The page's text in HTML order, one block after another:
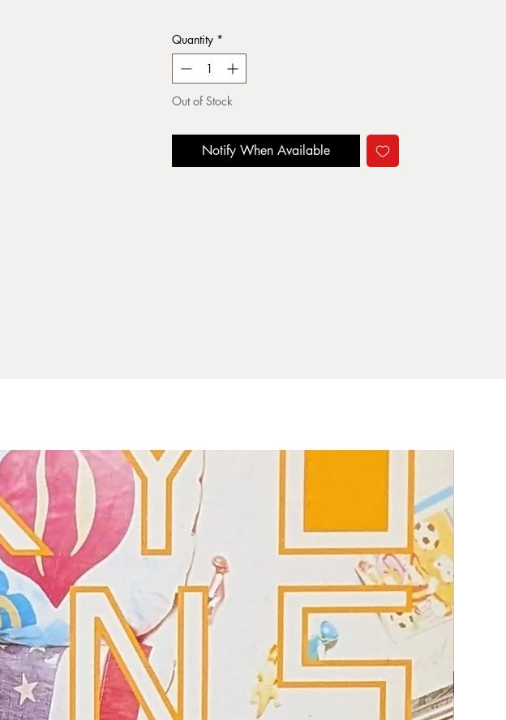
Quantity *
Out of Stock
Notify When Available